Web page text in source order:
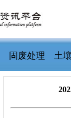
固废处理 土